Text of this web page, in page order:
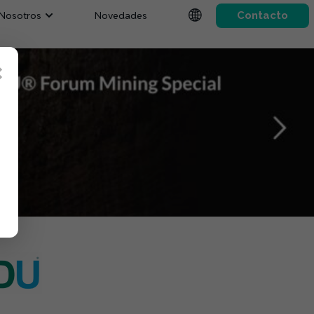
Nosotros Novedades Contacto